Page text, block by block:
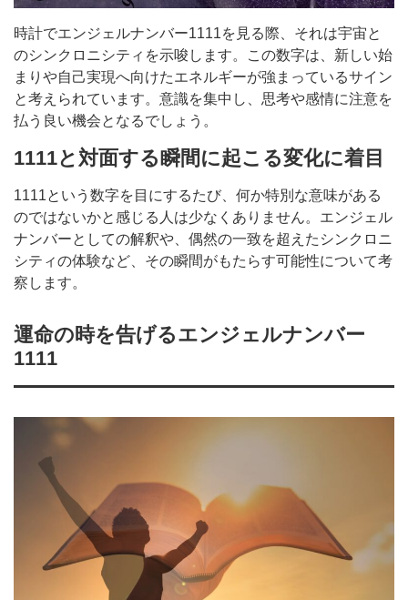
時計でエンジェルナンバー1111を見る際、それは宇宙と
のシンクロニシティを示唆します。この数字は、新しい始
まりや自己実現へ向けたエネルギーが強まっているサイン
と考えられています。意識を集中し、思考や感情に注意を
払う良い機会となるでしょう。
1111と対面する瞬間に起こる変化に着目
1111という数字を目にするたび、何か特別な意味がある
のではないかと感じる人は少なくありません。エンジェル
ナンバーとしての解釈や、偶然の一致を超えたシンクロニ
シティの体験など、その瞬間がもたらす可能性について考
察します。
運命の時を告げるエンジェルナンバー
1111